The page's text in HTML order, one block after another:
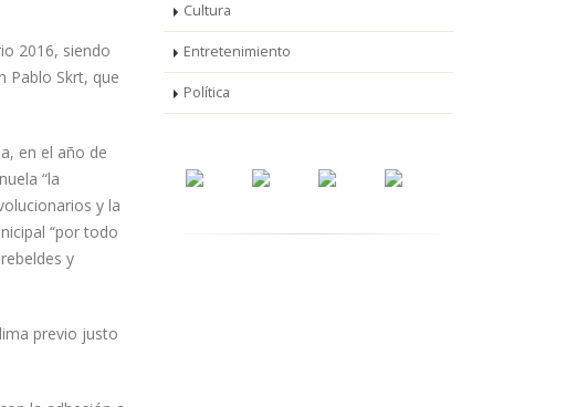
2016, siendo
Pablo Skrt, que
en el año de
“la
y la
“por todo
y
previo justo
Cultura
Entretenimiento
Política